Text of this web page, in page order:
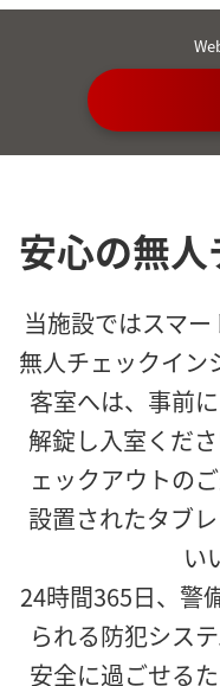
安心の無
当施設ではスマ
無人チェックイン
客室へは、事前
解錠し入室くだ
ェックアウトの
設置されたタブ
い
24時間365日、警
られる防犯シス
安全に過ごせる